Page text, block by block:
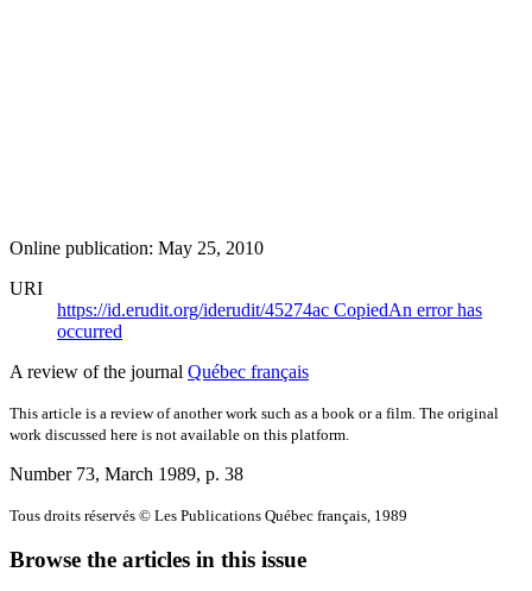
Online publication: May 25, 2010
URI
https://id.erudit.org/iderudit/45274ac CopiedAn error has
occurred
A review of the journal Québec français
This article is a review of another work such as a book or a film. The original
work discussed here is not available on this platform.
Number 73, March 1989, p. 38
Tous droits réservés © Les Publications Québec français, 1989
Browse the articles in this issue